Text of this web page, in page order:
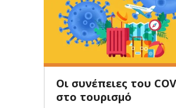
Οι συνέπειες του
στο τουρισμό